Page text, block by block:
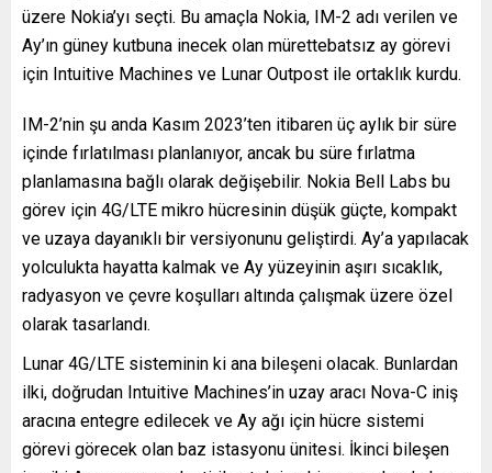
üzere Nokia’yı seçti. Bu amaçla Nokia, IM-2 adı verilen ve
Ay’ın güney kutbuna inecek olan mürettebatsız ay görevi
için Intuitive Machines ve Lunar Outpost ile ortaklık kurdu.
IM-2’nin şu anda Kasım 2023’ten itibaren üç aylık bir süre
içinde fırlatılması planlanıyor, ancak bu süre fırlatma
planlamasına bağlı olarak değişebilir. Nokia Bell Labs bu
görev için 4G/LTE mikro hücresinin düşük güçte, kompakt
ve uzaya dayanıklı bir versiyonunu geliştirdi. Ay’a yapılacak
yolculukta hayatta kalmak ve Ay yüzeyinin aşırı sıcaklık,
radyasyon ve çevre koşulları altında çalışmak üzere özel
olarak tasarlandı.
Lunar 4G/LTE sisteminin ki ana bileşeni olacak. Bunlardan
ilki, doğrudan Intuitive Machines’in uzay aracı Nova-C iniş
aracına entegre edilecek ve Ay ağı için hücre sistemi
görevi görecek olan baz istasyonu ünitesi. İkinci bileşen